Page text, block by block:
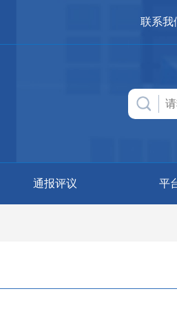
联系我
通报评议 平